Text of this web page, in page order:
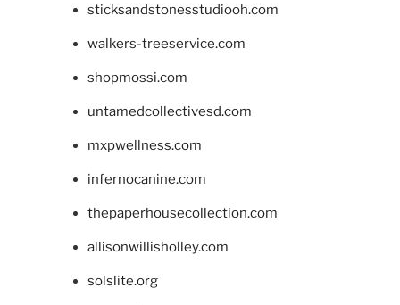
sticksandstonesstudiooh.com
walkers-treeservice.com
shopmossi.com
untamedcollectivesd.com
mxpwellness.com
infernocanine.com
thepaperhousecollection.com
allisonwillisholley.com
solslite.org